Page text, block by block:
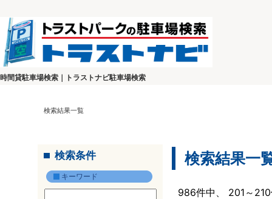
時間貸駐車場検索｜トラストナビ駐車場検索
検索結果一覧
検索条件
キーワード
検索結果一
986件中、 201～